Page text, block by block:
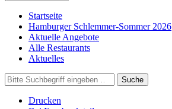
Startseite
Hamburger Schlemmer-Sommer 2026
Aktuelle Angebote
Alle Restaurants
Aktuelles
Suche
Drucken